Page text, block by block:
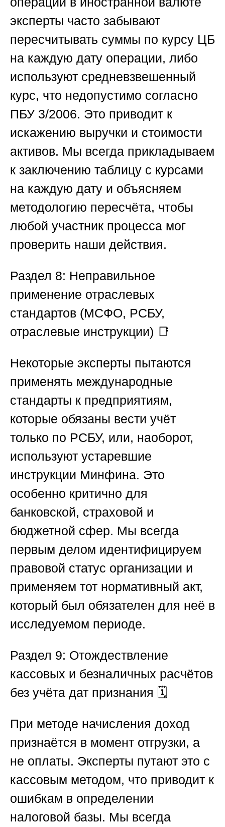
эксперты часто забывают
пересчитывать суммы по курсу ЦБ
на каждую дату операции, либо
используют средневзвешенный
курс, что недопустимо согласно
ПБУ 3/2006. Это приводит к
искажению выручки и стоимости
активов. Мы всегда прикладываем
к заключению таблицу с курсами
на каждую дату и объясняем
методологию пересчёта, чтобы
любой участник процесса мог
проверить наши действия.
Раздел 8: Неправильное
применение отраслевых
стандартов (МСФО, РСБУ,
отраслевые инструкции) 📑
Некоторые эксперты пытаются
применять международные
стандарты к предприятиям,
которые обязаны вести учёт
только по РСБУ, или, наоборот,
используют устаревшие
инструкции Минфина. Это
особенно критично для
банковской, страховой и
бюджетной сфер. Мы всегда
первым делом идентифицируем
правовой статус организации и
применяем тот нормативный акт,
который был обязателен для неё в
исследуемом периоде.
Раздел 9: Отождествление
кассовых и безналичных расчётов
без учёта дат признания 🗓️
При методе начисления доход
признаётся в момент отгрузки, а
не оплаты. Эксперты путают это с
кассовым методом, что приводит к
ошибкам в определении
налоговой базы. Мы всегда